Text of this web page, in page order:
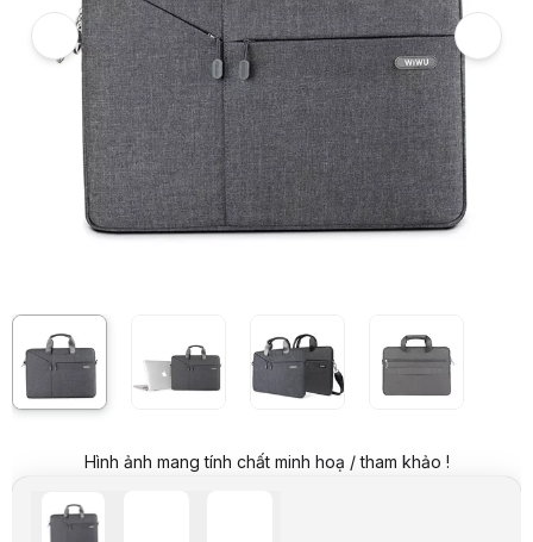
Hình ảnh và video sản phẩm
Cặp Laptop chống sốc WiWu City Commuter bag 15,6 inch màu xám
Giá niêm yết:739.000 VND
Giá mua online: 449.000 VND Tiết kiệm 290.000 VND (-39%)
Giá mua trả góp (6 tháng):74.834 VND / tháng
Trả góp qua thẻ VISA (12 tháng):37.417 VND / tháng
Giá đã bao gồm VAT
Mã sản phẩm:CAPD0179
Thương hiệu:WIWU
Tình trạng: Order trước – giao sau
Thêm vào giỏ hàng Mua ngay Mua trả góp 0%
Thông số kỹ thuật
Thương hiệu
Dòng sản phẩm
Cặp xách, chống sốc
Chất liệu
Vải, chống sốc
Mô tả sản phẩm
Thiết kế hiện đại với gam màu xám tinh tế
WiWu City Commuter Bag 15.6 Gray nổi bật với tông màu xám
Những điểm nổi bật của WiWu City Commuter Bag 15.6 Gray
Lớp chống sốc giúp bảo vệ laptop hiệu quả
Hình ảnh mang tính chất minh hoạ / tham khảo !